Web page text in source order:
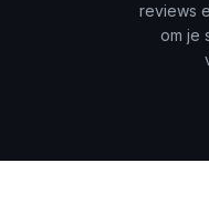
reviews
om je